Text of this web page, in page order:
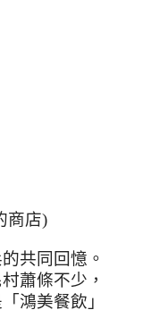
商店)
共同回憶。
蕭條不少，
鴻美餐飲」